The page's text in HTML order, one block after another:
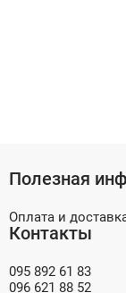
Полезная
Оплата и
Контакты
095 892 61 83
096 621 88 52